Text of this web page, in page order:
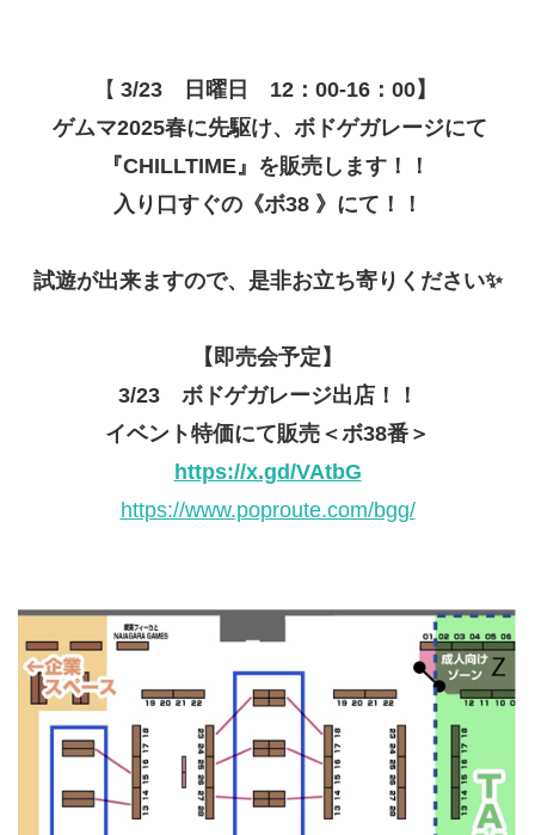
【 3/23 日曜日 12：00-16：00】
ゲムマ2025春に先駆け、ボドゲガレージにて
『CHILLTIME』を販売します！！
入り口すぐの《ボ38 》にて！！
試遊が出来ますので、是非お立ち寄りください✨
【即売会予定】
3/23 ボドゲガレージ出店！！
イベント特価にて販売＜ボ38番＞
https://x.gd/VAtbG
https://www.poproute.com/bgg/